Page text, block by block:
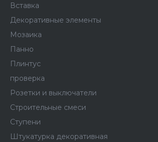
Вставка
Декоративные элементы
Мозаика
Панно
Плинтус
проверка
Розетки и выключатели
Строительные смеси
Ступени
Штукатурка декоративная